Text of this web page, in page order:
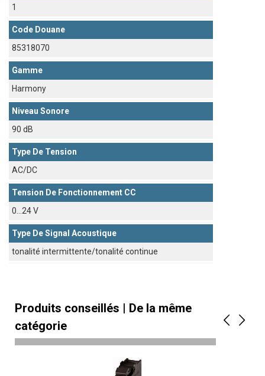
1
Code Douane
85318070
Gamme
Harmony
Niveau Sonore
90 dB
Type De Tension
AC/DC
Tension De Fonctionnement CC
0...24 V
Type De Signal Acoustique
tonalité intermittente/tonalité continue
Produits conseillés | De la même
catégorie